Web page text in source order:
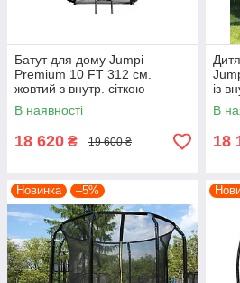
Батут для дому Jumpi
Premium 10 FT 312 см.
жовтий з внутр. сіткою
В наявності
18 620 ₴ 19 600 ₴
із
В
18
Новинка –5%